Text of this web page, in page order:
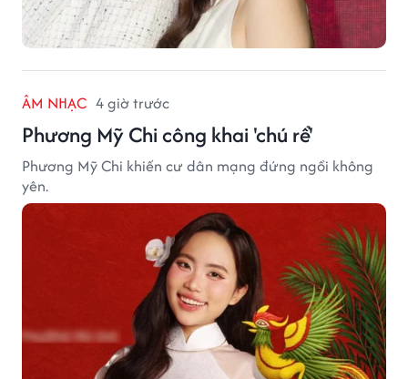
ÂM NHẠC 4 giờ trước
Phương Mỹ Chi công khai 'chú rể'
Phương Mỹ Chi khiến cư dân mạng đứng ngồi không
yên.